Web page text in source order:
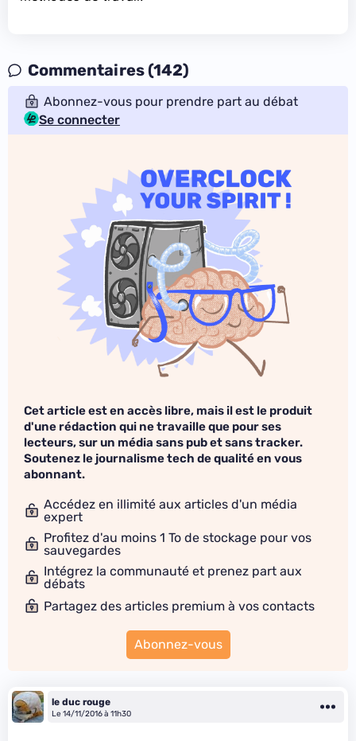
Commentaires (142)
Abonnez-vous pour prendre part au débat
Se connecter
Cet article est en accès libre, mais il est le produit
d'une rédaction qui ne travaille que pour ses
lecteurs, sur un média sans pub et sans tracker.
Soutenez le journalisme tech de qualité en vous
abonnant.
Accédez en illimité aux articles d'un média
expert
Profitez d'au moins 1 To de stockage pour vos
sauvegardes
Intégrez la communauté et prenez part aux
débats
Partagez des articles premium à vos contacts
Abonnez-vous
le duc rouge
Le 14/11/2016 à 11h30